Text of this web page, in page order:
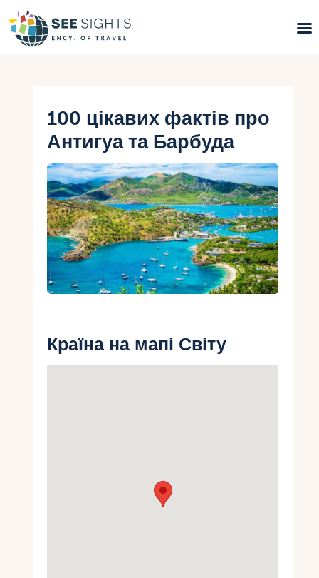
Гарячі тури
Типи Турів
Країни
Інфо
Блог
Контакти
100 цікавих фактів про
Антигуа та Барбуда
Країна на мапі Світу